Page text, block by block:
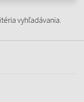
vyhľadávania.